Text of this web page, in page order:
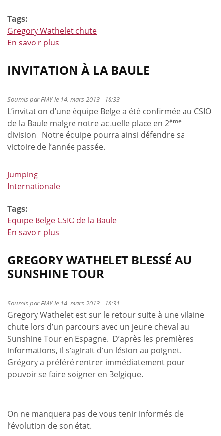
Tags:
Gregory Wathelet chute
En savoir plus
de
Nouvelles
de
Gregory
Wathelet
INVITATION À LA BAULE
Soumis parFMYle 14. mars 2013 - 18:33
L’invitation d’une équipe Belge a été confirmée au CSIO
de la Baule malgré notre actuelle place en 2ème
division. Notre équipe pourra ainsi défendre sa
victoire de l’année passée.
Jumping
Internationale
Tags:
Equipe Belge CSIO de la Baule
En savoir plus
de
Invitation
à
Baule
GREGORY WATHELET BLESSÉ AU
SUNSHINE TOUR
Soumis parFMYle 14. mars 2013 - 18:31
Gregory Wathelet est sur le retour suite à une vilaine
chute lors d’un parcours avec un jeune cheval au
Sunshine Tour en Espagne. D’après les premières
informations, il s’agirait d'un lésion au poignet.
Grégory a préféré rentrer immédiatement pour
pouvoir se faire soigner en Belgique.
On ne manquera pas de vous tenir informés de
l’évolution de son état.